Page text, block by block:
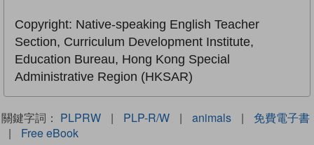
Copyright: Native-speaking English Teacher
Section, Curriculum Development Institute,
Education Bureau, Hong Kong Special
Administrative Region (HKSAR)
關鍵字詞： PLPRW | PLP-R/W | animals |
免費電子書
|
Free eBook